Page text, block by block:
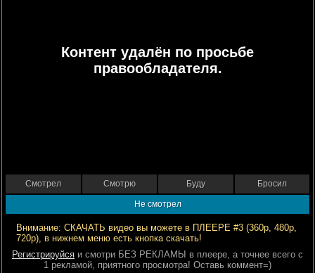
Контент удалён по просьбе
правообладателя.
Смотрел Смотрю Буду Бросил
Не смотрел
Внимание: СКАЧАТЬ видео вы можете в ПЛЕЕРЕ #3 (360р, 480р,
720р), в нижнем меню есть кнопка скачать!
Регистрируйся и смотри БЕЗ РЕКЛАМЫ в плеере, а точнее всего с
1 рекламой, приятного просмотра! Оставь коммент=)